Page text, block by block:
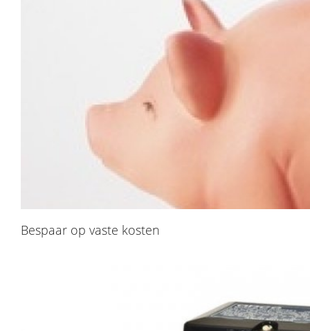
​Bespaar op vaste kosten